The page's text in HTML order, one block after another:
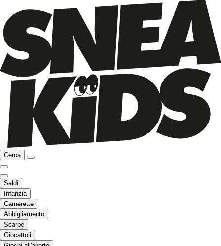
Cerca
Saldi
Infanzia
Camerette
Abbigliamento
Scarpe
Giocattoli